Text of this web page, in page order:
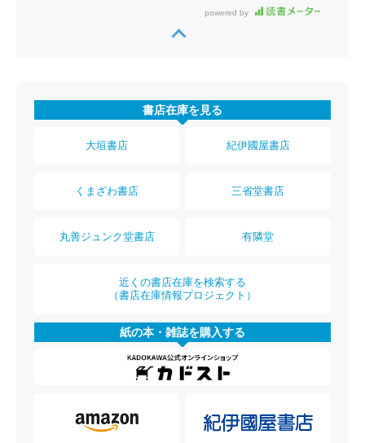
powered by
書店在庫を見る
大垣書店 紀伊國屋書店
くまざわ書店 三省堂書店
丸善ジュンク堂書店 有隣堂
近くの書店在庫を検索する
（書店在庫情報プロジェクト）
紙の本・雑誌を購入する